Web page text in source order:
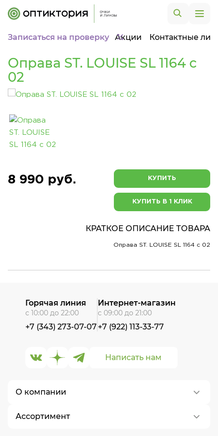
Записаться на проверку Акции Контактные
Оправа ST. LOUISE SL 1164 c
02
8 990 руб. КУПИТЬ
КУПИТЬ В 1 КЛИК
КРАТКОЕ ОПИСАНИЕ ТОВАРА
Оправа ST. LOUISE SL 1164 c 02
О компании
О нас
Ассортимент
Написать нам
Горячая линия
с 10:00 до 22:00
+7 (343) 273-07-07
Интернет-магазин
с 09:00 до 21:00
+7 (922) 113-33-77